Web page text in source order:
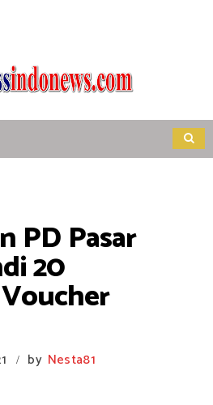
PD Pasar
20
/ by Nesta81